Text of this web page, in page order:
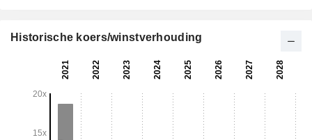
Historische koers/winstverhouding